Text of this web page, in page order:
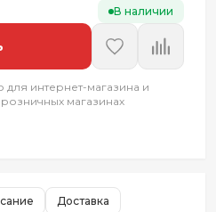
В наличии
для интернет-магазина и
магазинах
Доставка